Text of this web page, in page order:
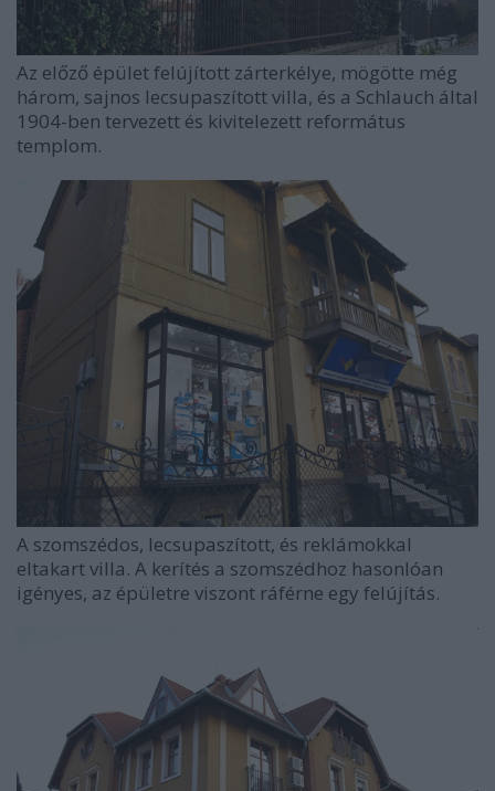
Az előző épület felújított zárterkélye, mögötte még
három, sajnos lecsupaszított villa, és a Schlauch által
1904-ben tervezett és kivitelezett református
templom.
A szomszédos, lecsupaszított, és reklámokkal
eltakart villa. A kerítés a szomszédhoz hasonlóan
igényes, az épületre viszont ráférne egy felújítás.